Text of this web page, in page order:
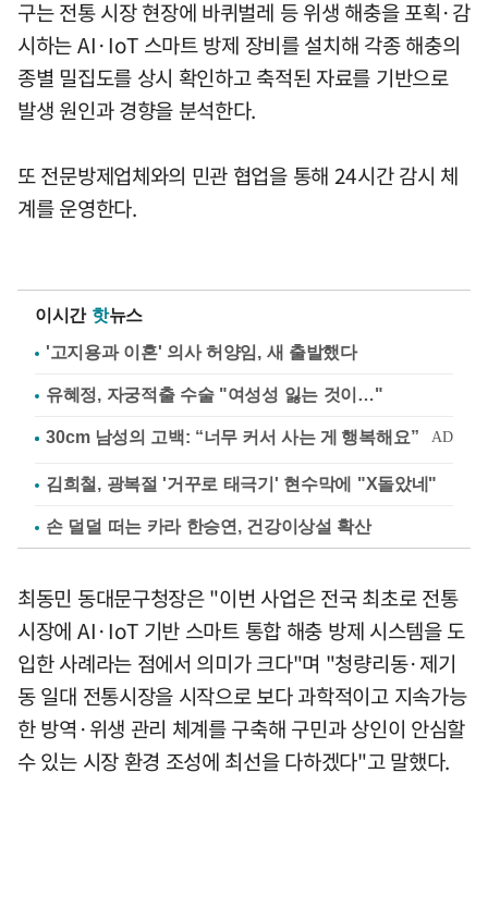
구는 전통 시장 현장에 바퀴벌레 등 위생 해충을 포획·감
시하는 AI·IoT 스마트 방제 장비를 설치해 각종 해충의
종별 밀집도를 상시 확인하고 축적된 자료를 기반으로
발생 원인과 경향을 분석한다.
또 전문방제업체와의 민관 협업을 통해 24시간 감시 체
계를 운영한다.
이시간 핫뉴스
'고지용과 이혼' 의사 허양임, 새 출발했다
유혜정, 자궁적출 수술 "여성성 잃는 것이…"
김희철, 광복절 '거꾸로 태극기' 현수막에 "X돌았네"
손 덜덜 떠는 카라 한승연, 건강이상설 확산
최동민 동대문구청장은 "이번 사업은 전국 최초로 전통
시장에 AI·IoT 기반 스마트 통합 해충 방제 시스템을 도
입한 사례라는 점에서 의미가 크다"며 "청량리동·제기
동 일대 전통시장을 시작으로 보다 과학적이고 지속가능
한 방역·위생 관리 체계를 구축해 구민과 상인이 안심할
수 있는 시장 환경 조성에 최선을 다하겠다"고 말했다.